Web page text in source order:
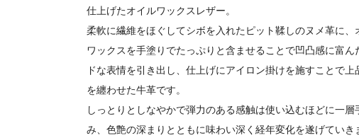
仕上げたオイルワックスレザー。
柔軟に繊維をほぐしてシボを入れたピット鞣しのヌメ革に、
ワックスを手塗りでたっぷりと含ませることで凹凸感に富ん
ドな表情を引き出し、仕上げにアイロン掛けを施すことで上
を纏わせた牛革です。
しっとりとしなやかで弾力のある感触は使い込むほどに一層
み、色艶の深まりとともに味わい深く経年変化を遂げていき